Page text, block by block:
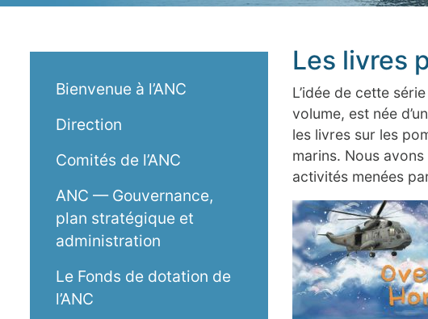
Bienvenue à l’ANC
Direction
Comités de l’ANC
ANC — Gouvernance,
plan stratégique et
administration
Le Fonds de dotation de
l’ANC
Les livres
L’idée de cette
volume, est née
les livres sur les
marins. Nous
activités menées